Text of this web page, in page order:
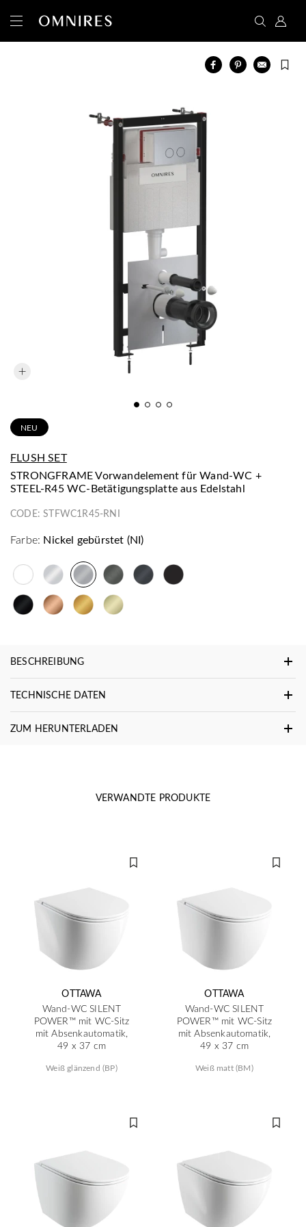
NEU
FLUSH SET
STRONGFRAME Vorwandelement für Wand-WC +
STEEL-R45 WC-Betätigungsplatte aus Edelstahl
CODE:STFWC1R45-RNI
Farbe: Nickel gebürstet (NI)
BESCHREIBUNG
TECHNISCHE DATEN
ZUM HERUNTERLADEN
VERWANDTE PRODUKTE
OTTAWA
Wand-WC SILENT
POWER™ mit WC-Sitz
mit Absenkautomatik,
49 x 37 cm
Weiß glänzend (BP)
OTTAWA
Wand-WC SILENT
POWER™ mit WC-Sitz
mit Absenkautomatik,
49 x 37 cm
Weiß matt (BM)